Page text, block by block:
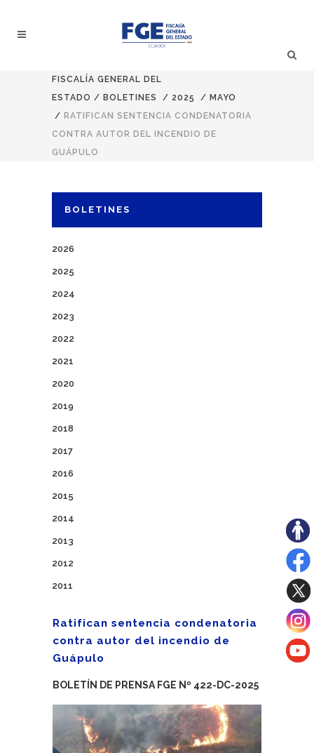
FISCALÍA GENERAL DEL
ESTADO / BOLETINES / 2025 / MAYO
/ RATIFICAN SENTENCIA CONDENATORIA
CONTRA AUTOR DEL INCENDIO DE
GUÁPULO
BOLETINES
2026
2025
2024
2023
2022
2021
2020
2019
2018
2017
2016
2015
2014
2013
2012
2011
Ratifican sentencia condenatoria
contra autor del incendio de
Guápulo
BOLETÍN DE PRENSA FGE Nº 422-DC-2025